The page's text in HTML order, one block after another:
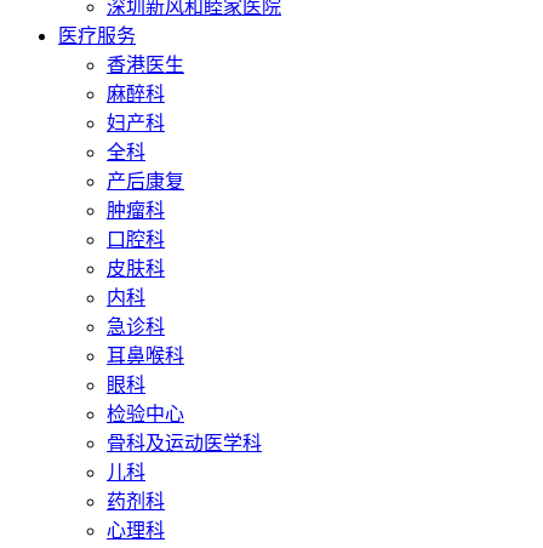
深圳新风和睦家医院
医疗服务
香港医生
麻醉科
妇产科
全科
产后康复
肿瘤科
口腔科
皮肤科
内科
急诊科
耳鼻喉科
眼科
检验中心
骨科及运动医学科
儿科
药剂科
心理科